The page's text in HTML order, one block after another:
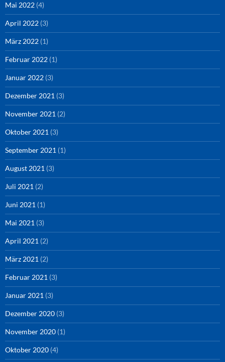
Mai 2022 (4)
April 2022 (3)
März 2022 (1)
Februar 2022 (1)
Januar 2022 (3)
Dezember 2021 (3)
November 2021 (2)
Oktober 2021 (3)
September 2021 (1)
August 2021 (3)
Juli 2021 (2)
Juni 2021 (1)
Mai 2021 (3)
April 2021 (2)
März 2021 (2)
Februar 2021 (3)
Januar 2021 (3)
Dezember 2020 (3)
November 2020 (1)
Oktober 2020 (4)